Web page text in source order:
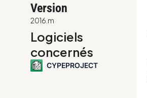
Version
2016.m
Logiciels
concernés
CYPEPROJECT